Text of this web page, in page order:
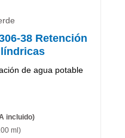
38 Retención
de agua potable
incluido)
ml)